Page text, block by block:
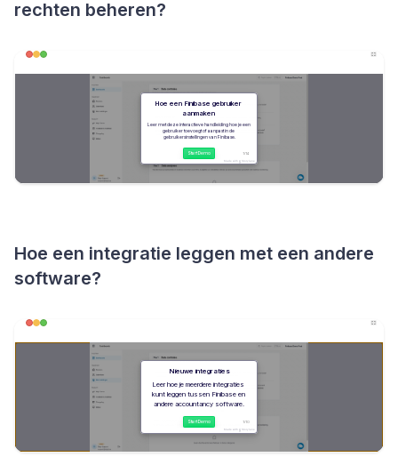
rechten beheren?
Hoe een integratie leggen met een andere
software?